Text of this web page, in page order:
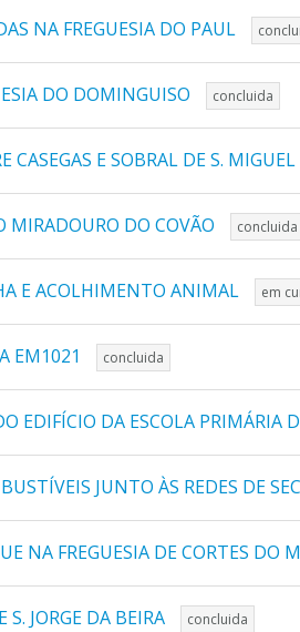
NA FREGUESIA DO PAUL
DO DOMINGUISO concluida
E SOBRAL DE S. MIGUEL
MIRADOURO DO COVÃO concluida
E ACOLHIMENTO ANIMAL em
EM1021 concluida
EDIFÍCIO DA ESCOLA PRIMÁRIA
JUNTO ÀS REDES DE
NA FREGUESIA DE CORTES DO
JORGE DA BEIRA concluida